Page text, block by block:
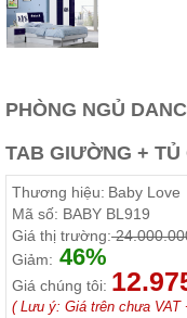
rượu,
Bàn
trà...
Thất
Ngủ
Giường
ngủ, tủ
áo, bàn
điểm
Nội
Thất
PHÒNG NGỦ
TAB GIƯỜNG +
Thương hiệu: Baby Love
Mã số: BABY BL919
Giá thị trường:
Giảm: 46%
Giá chúng tôi:
( Lưu ý: Giá trên chưa VAT